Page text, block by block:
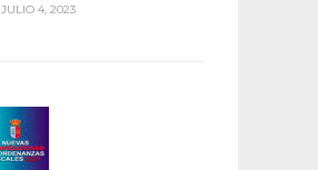
JULIO 4, 2023